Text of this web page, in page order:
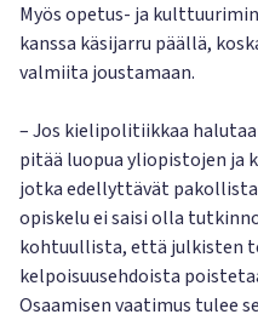
Myös opetus- ja
kanssa käsijarru päällä,
valmiita joustamaan.
– Jos kielipolitiikkaa
pitää luopua yliopistojen ja
jotka edellyttävät
opiskelu ei saisi olla
kohtuullista, että julkisten
kelpoisuusehdoista
Osaamisen vaatimus tulee